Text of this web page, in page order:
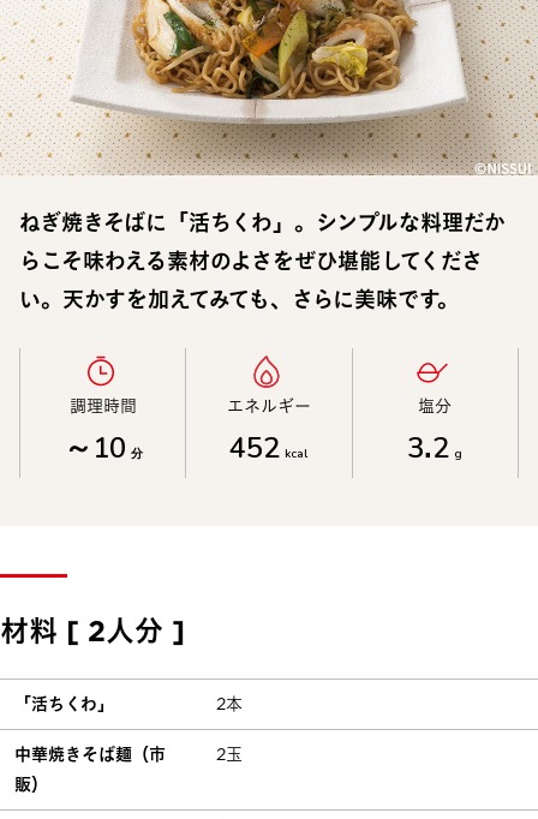
ねぎ焼きそばに「活ちくわ」。シンプルな料理だか
らこそ味わえる素材のよさをぜひ堪能してくださ
い。天かすを加えてみても、さらに美味です。
調理時間​
～10 分
エネルギー​
452 kcal
塩分​
3.2 g
材料 [ 2人分 ]
「活ちくわ」 2本
中華焼きそば麺（市
販）
2玉